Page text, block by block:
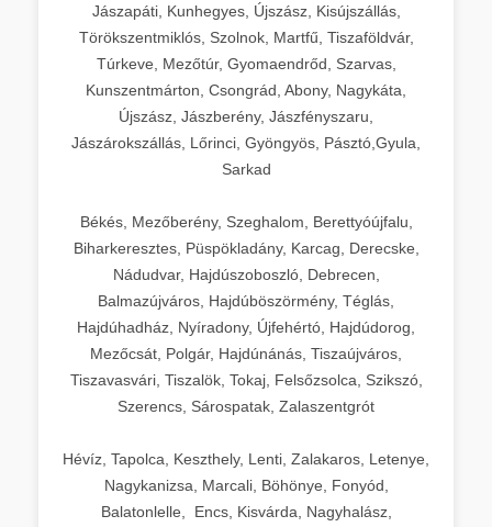
Jászapáti, Kunhegyes, Újszász, Kisújszállás,
Törökszentmiklós, Szolnok, Martfű, Tiszaföldvár,
Túrkeve, Mezőtúr, Gyomaendrőd, Szarvas,
Kunszentmárton, Csongrád, Abony, Nagykáta,
Újszász, Jászberény, Jászfényszaru,
Jászárokszállás, Lőrinci, Gyöngyös, Pásztó,Gyula,
Sarkad
Békés, Mezőberény, Szeghalom, Berettyóújfalu,
Biharkeresztes, Püspökladány, Karcag, Derecske,
Nádudvar, Hajdúszoboszló, Debrecen,
Balmazújváros, Hajdúböszörmény, Téglás,
Hajdúhadház, Nyíradony, Újfehértó, Hajdúdorog,
Mezőcsát, Polgár, Hajdúnánás, Tiszaújváros,
Tiszavasvári, Tiszalök, Tokaj, Felsőzsolca, Szikszó,
Szerencs, Sárospatak, Zalaszentgrót
Hévíz, Tapolca, Keszthely, Lenti, Zalakaros, Letenye,
Nagykanizsa, Marcali, Böhönye, Fonyód,
Balatonlelle, Encs, Kisvárda, Nagyhalász,